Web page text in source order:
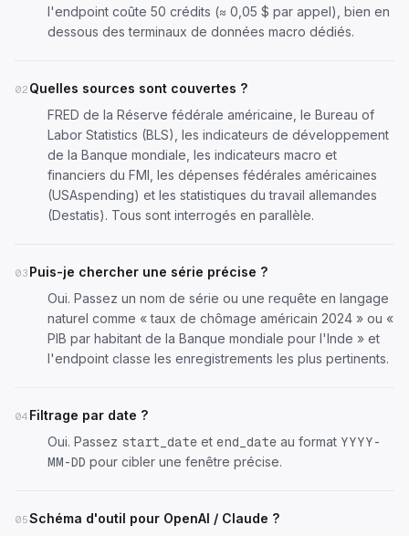
l'endpoint coûte 50 crédits (≈ 0,05 $ par appel), bien en
dessous des terminaux de données macro dédiés.
02 Quelles sources sont couvertes ?
FRED de la Réserve fédérale américaine, le Bureau of
Labor Statistics (BLS), les indicateurs de développement
de la Banque mondiale, les indicateurs macro et
financiers du FMI, les dépenses fédérales américaines
(USAspending) et les statistiques du travail allemandes
(Destatis). Tous sont interrogés en parallèle.
03 Puis-je chercher une série précise ?
Oui. Passez un nom de série ou une requête en langage
naturel comme « taux de chômage américain 2024 » ou «
PIB par habitant de la Banque mondiale pour l'Inde » et
l'endpoint classe les enregistrements les plus pertinents.
04 Filtrage par date ?
Oui. Passez start_date et end_date au format YYYY-
MM-DD pour cibler une fenêtre précise.
05Schéma d'outil pour OpenAI / Claude ?